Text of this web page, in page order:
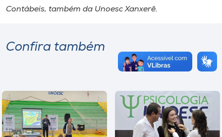
Contábeis, também da Unoesc Xanxerê.
Confira também